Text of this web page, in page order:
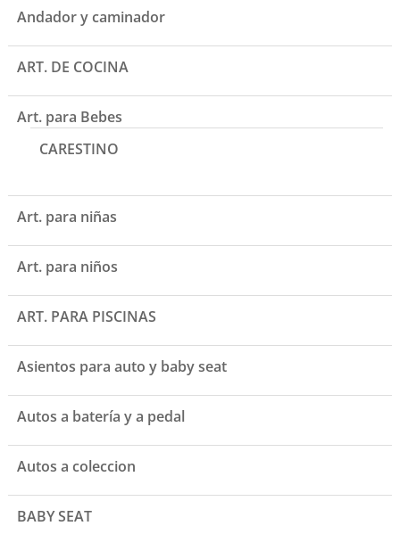
Andador y caminador
ART. DE COCINA
Art. para Bebes
CARESTINO
Art. para niñas
Art. para niños
ART. PARA PISCINAS
Asientos para auto y baby seat
Autos a batería y a pedal
Autos a coleccion
BABY SEAT